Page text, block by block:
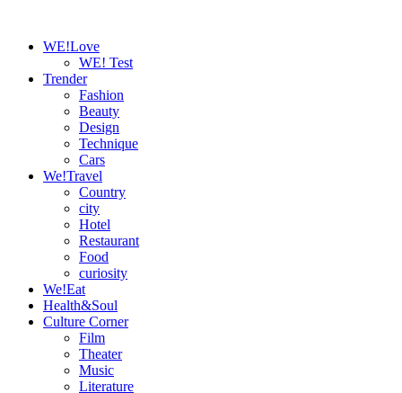
WE!Love
WE! Test
Trender
Fashion
Beauty
Design
Technique
Cars
We!Travel
Country
city
Hotel
Restaurant
Food
curiosity
We!Eat
Health&Soul
Culture Corner
Film
Theater
Music
Literature